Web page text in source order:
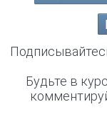
Будьте в